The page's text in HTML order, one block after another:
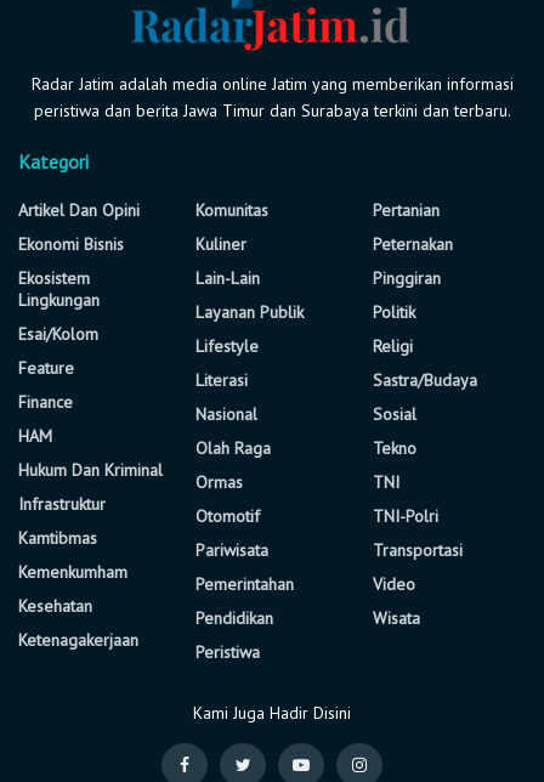
Radar Jatim adalah media online Jatim yang memberikan informasi
peristiwa dan berita Jawa Timur dan Surabaya terkini dan terbaru.
Kategori
Artikel Dan Opini
Ekonomi Bisnis
Ekosistem
Lingkungan
Esai/Kolom
Feature
Finance
HAM
Hukum Dan Kriminal
Infrastruktur
Kamtibmas
Kemenkumham
Kesehatan
Ketenagakerjaan
Komunitas
Kuliner
Lain-Lain
Layanan Publik
Lifestyle
Literasi
Nasional
Olah Raga
Ormas
Otomotif
Pariwisata
Pemerintahan
Pendidikan
Peristiwa
Pertanian
Peternakan
Pinggiran
Politik
Religi
Sastra/Budaya
Sosial
Tekno
TNI
TNI-Polri
Transportasi
Video
Wisata
Kami Juga Hadir Disini